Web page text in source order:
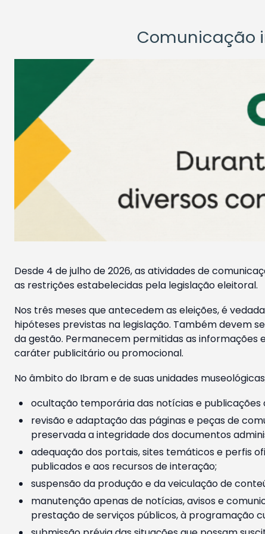
Comunicação
Desde 4 de julho de 2026, as atividades de
as restrições estabelecidas pela legislação eleitoral.
Nos três meses que antecedem as eleições, é
hipóteses previstas na legislação. Também devem
da gestão. Permanecem permitidas as
caráter publicitário ou promocional.
No âmbito do Ibram e de suas unidades
ocultação temporária das notícias e
revisão e adaptação das páginas e peças de
preservada a integridade dos documentos
adequação dos portais, sites temáticos e perfis
publicados e aos recursos de interação;
suspensão da produção e da veiculação de
manutenção apenas de notícias, avisos e
prestação de serviços públicos, à programação